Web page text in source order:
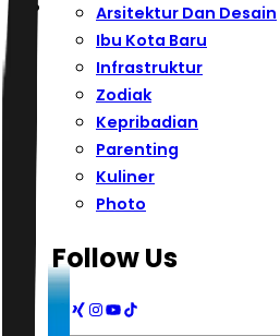
Arsitektur Dan Desain
Ibu Kota Baru
Infrastruktur
Zodiak
Kepribadian
Parenting
Kuliner
Photo
Follow Us